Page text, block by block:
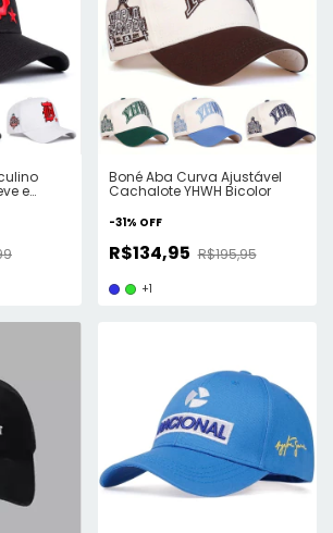
e
Boné Aba Curva Ajustável
Cachalote YHWH Bicolor
-31% OFF
R$134,95 R$195,95
+1